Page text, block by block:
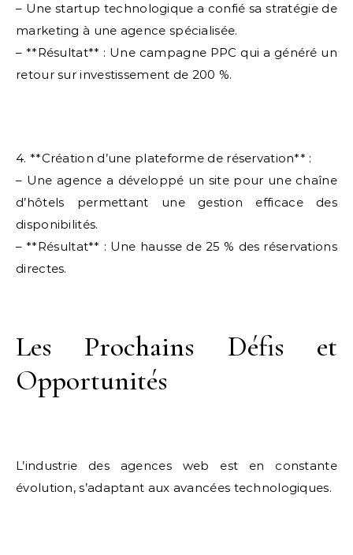
– Une startup technologique a confié sa stratégie de
marketing à une agence spécialisée.
– **Résultat** : Une campagne PPC qui a généré un
retour sur investissement de 200 %.
4. **Création d’une plateforme de réservation** :
– Une agence a développé un site pour une chaîne
d’hôtels permettant une gestion efficace des
disponibilités.
– **Résultat** : Une hausse de 25 % des réservations
directes.
Les Prochains Défis et
Opportunités
L’industrie des agences web est en constante
évolution, s’adaptant aux avancées technologiques.